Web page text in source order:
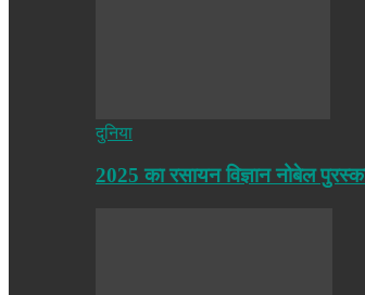
दुनिया
2025 का रसायन विज्ञान नोबेल